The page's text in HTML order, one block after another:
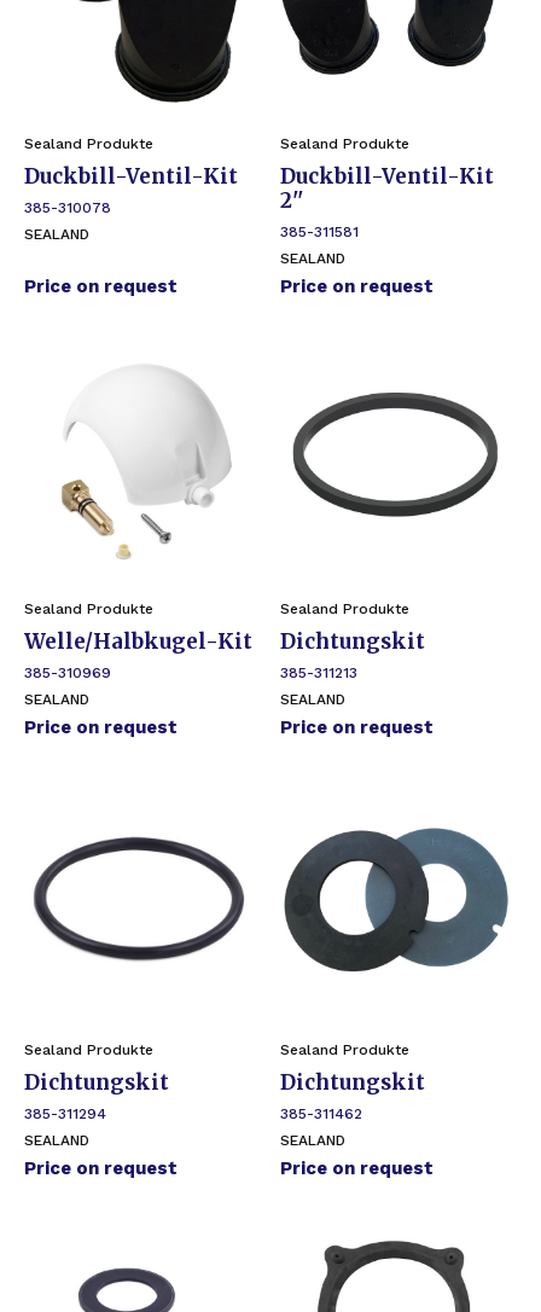
Sealand Produkte
Duckbill-Ventil-Kit
385-310078
SEALAND
Price on request
Sealand Produkte
Duckbill-Ventil-Kit
2''
385-311581
SEALAND
Price on request
Sealand Produkte
Welle/Halbkugel-Kit
385-310969
SEALAND
Price on request
Sealand Produkte
Dichtungskit
385-311213
SEALAND
Price on request
Sealand Produkte
Dichtungskit
385-311294
SEALAND
Price on request
Sealand Produkte
Dichtungskit
385-311462
SEALAND
Price on request